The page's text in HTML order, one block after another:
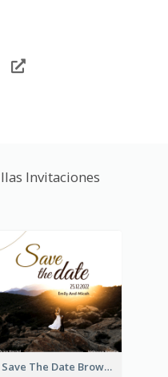
Invitaciones
Save The Date Brown Marriage Invitation